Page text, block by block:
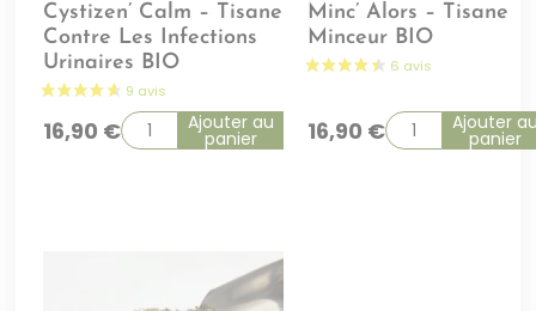
Cystizen’ Calm – Tisane
Contre Les Infections
Urinaires BIO
16,90 € Ajouter au
panier
Minc’ Alors – Tisane
Minceur BIO
16,90 € Ajouter
panier